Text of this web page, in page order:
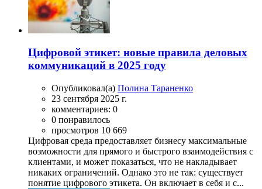
Цифровой этикет: новые правила деловых
коммуникаций в 2025 году
Опубликовал(а) Полина Тараненко
23 сентября 2025 г.
комментариев: 0
0 понравилось
просмотров 10 669
Цифровая среда предоставляет бизнесу максимальные
возможности для прямого и быстрого взаимодействия с
клиентами, и может показаться, что не накладывает
никаких ограничений. Однако это не так: существует
понятие цифрового этикета. Он включает в себя и с...